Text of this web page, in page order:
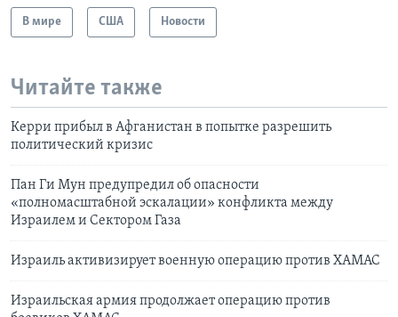
В мире США Новости
Читайте также
Керри прибыл в Афганистан в попытке разрешить
политический кризис
Пан Ги Мун предупредил об опасности
«полномасштабной эскалации» конфликта между
Израилем и Сектором Газа
Израиль активизирует военную операцию против ХАМАС
Израильская армия продолжает операцию против